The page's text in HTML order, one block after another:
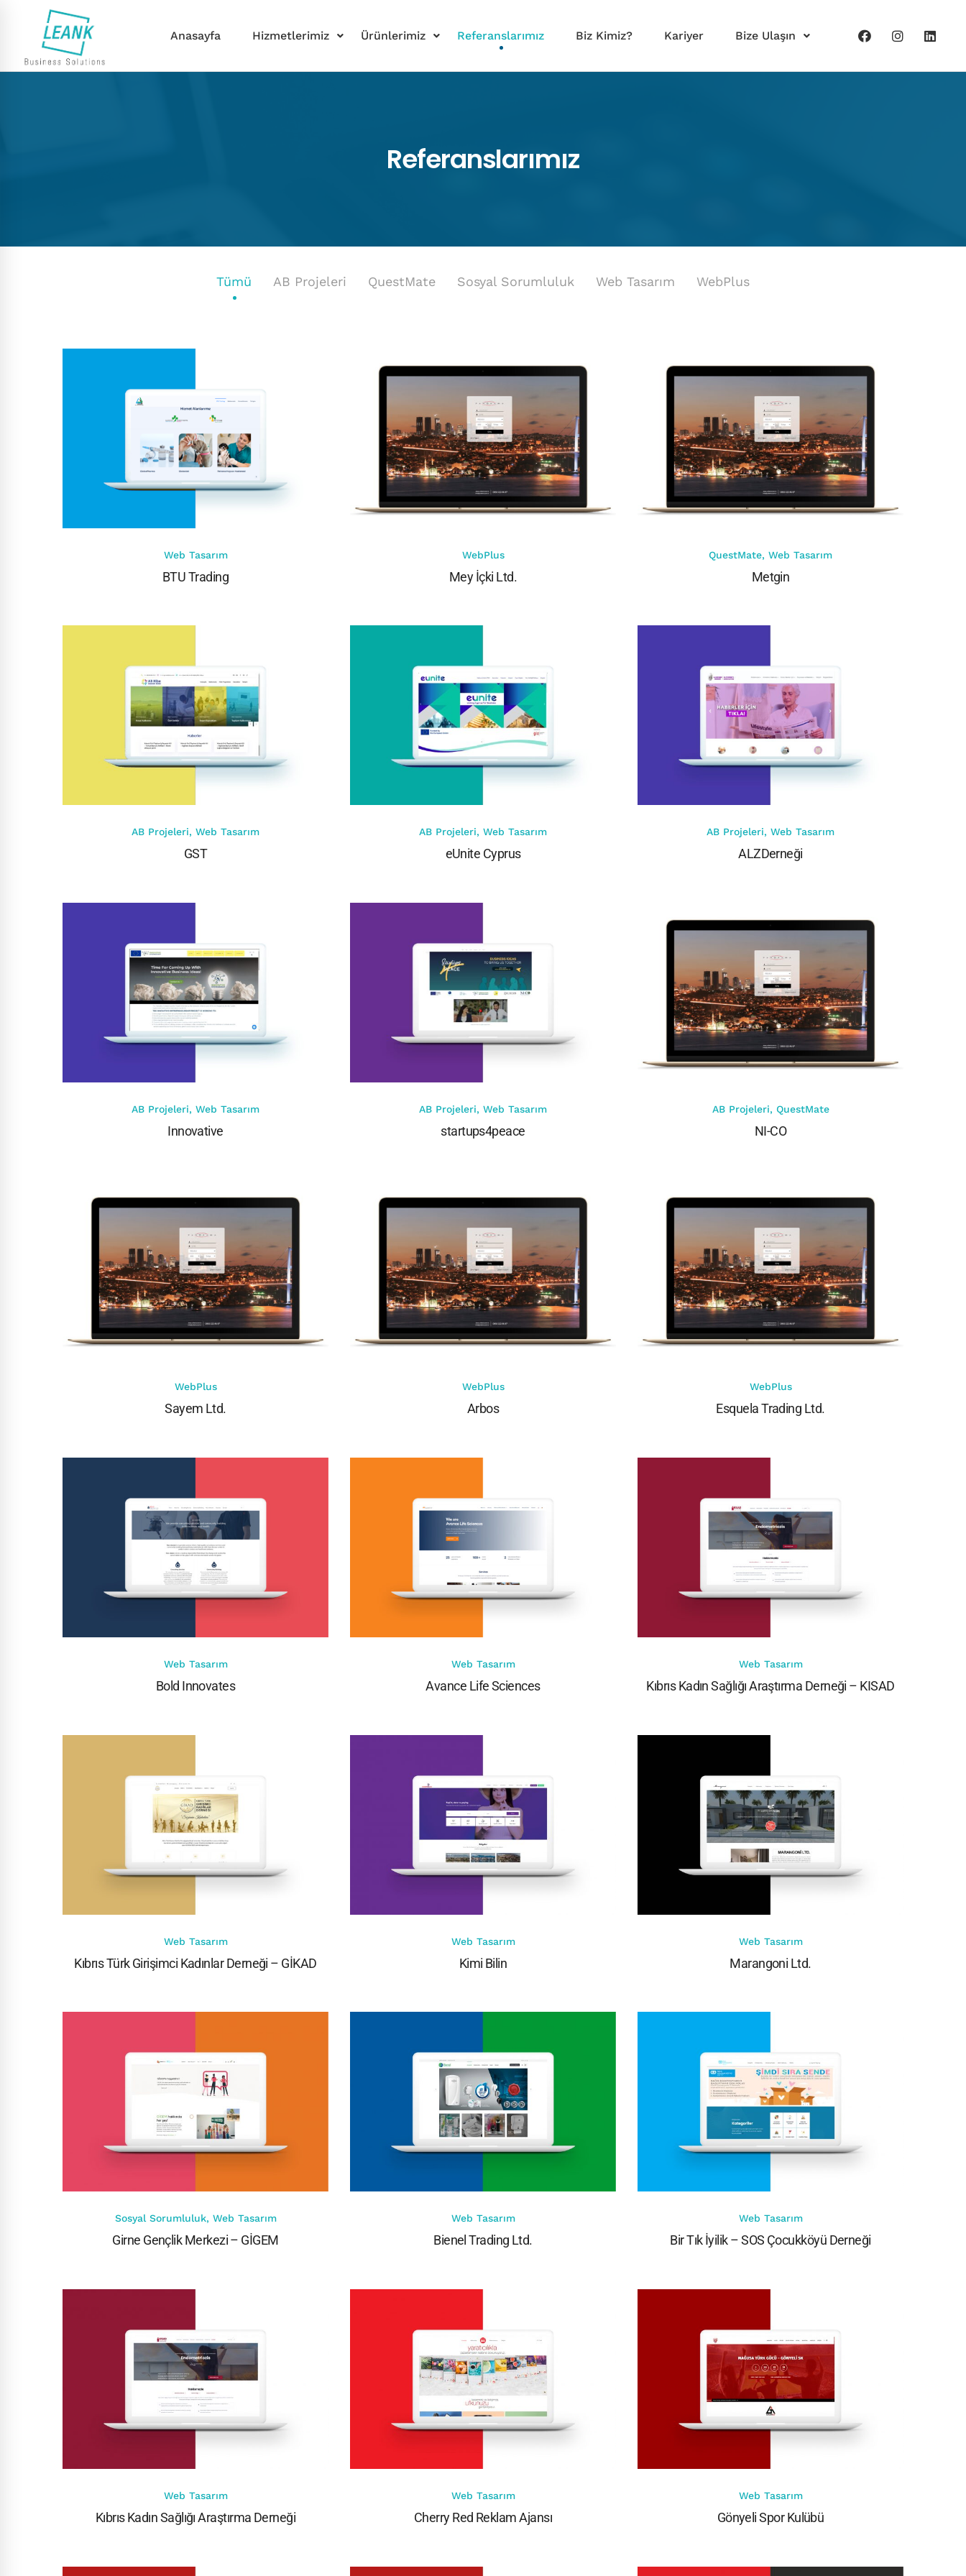
Anasayfa Hizmetlerimiz Ürünlerimiz Referanslarımız Biz Kimiz? Kariyer Bize Ulaşın
Referanslarımız
Tümü AB Projeleri QuestMate Sosyal Sorumluluk Web Tasarım WebPlus
Web Tasarım
BTU Trading
WebPlus
Mey İçki Ltd.
QuestMate, Web Tasarım
Metgin
AB Projeleri, Web Tasarım
GST
AB Projeleri, Web Tasarım
eUnite Cyprus
AB Projeleri, Web Tasarım
ALZDerneği
AB Projeleri, Web Tasarım
Innovative
AB Projeleri, Web Tasarım
startups4peace
AB Projeleri, QuestMate
NI-CO
WebPlus
Sayem Ltd.
WebPlus
Arbos
WebPlus
Esquela Trading Ltd.
Web Tasarım
Bold Innovates
Web Tasarım
Avance Life Sciences
Web Tasarım
Kıbrıs Kadın Sağlığı Araştırma Derneği – KISAD
Web Tasarım
Kıbrıs Türk Girişimci Kadınlar Derneği – GİKAD
Web Tasarım
Kimi Bilin
Web Tasarım
Marangoni Ltd.
Sosyal Sorumluluk, Web Tasarım
Girne Gençlik Merkezi – GİGEM
Web Tasarım
Bienel Trading Ltd.
Web Tasarım
Bir Tık İyilik – SOS Çocukköyü Derneği
Web Tasarım
Kıbrıs Kadın Sağlığı Araştırma Derneği
Web Tasarım
Cherry Red Reklam Ajansı
Web Tasarım
Gönyeli Spor Kulübü